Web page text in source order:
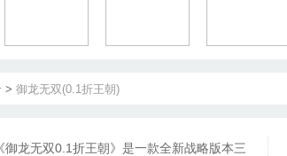
> 御龙无双(0.1折王朝)
御龙无双0.1折王朝》是一款全新战略版本三